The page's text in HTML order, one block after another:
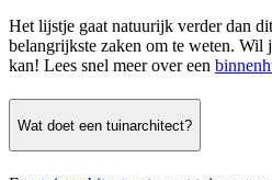
Het lijstje gaat natuurijk verder dan
belangrijkste zaken om te weten. Wil
kan! Lees snel meer over een
Wat doet een tuinarchitect?